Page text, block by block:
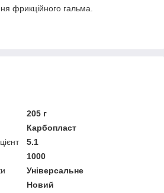
фрикційного гальма.
205 г
Карбопласт
5.1
1000
Універсальне
Новий